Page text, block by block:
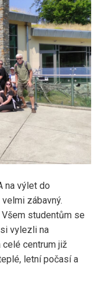
na výlet do
zábavný.
studentům se
vylezli na
celé centrum již
letní počasí a